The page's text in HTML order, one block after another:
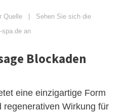
Quelle | Sehen Sie sich die
spa.de an
Blockaden
eine einzigartige Form
regenerativen Wirkung für